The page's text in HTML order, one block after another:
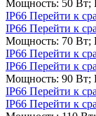
Мощность: 50 Вт;
IP66 Перейти к
IP66 Перейти к
Мощность: 70 Вт;
IP66 Перейти к
IP66 Перейти к
Мощность: 90 Вт;
IP66 Перейти к
IP66 Перейти к